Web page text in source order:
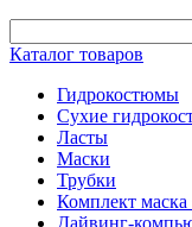
Каталог товаров
Гидрокостюмы
Сухие
Ласты
Маски
Трубки
Комплект маска
Дайвинг-